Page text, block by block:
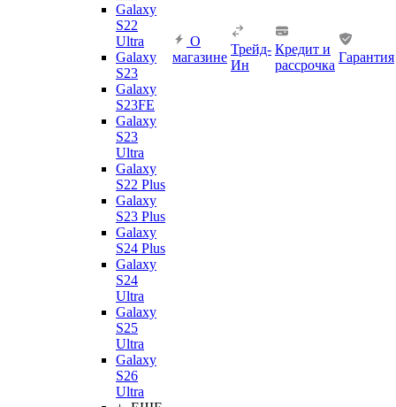
Galaxy
S22
Ultra
Galaxy
S23
Galaxy
S23FE
Galaxy
S23
Ultra
Galaxy
S22 Plus
Galaxy
S23 Plus
Galaxy
S24 Plus
Galaxy
S24
Ultra
Galaxy
S25
Ultra
Galaxy
S26
Ultra
О
магазине
Трейд-
Ин
Кредит и
рассрочка
Гарантия